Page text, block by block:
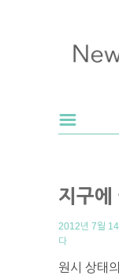
지구에
2012년 7월
다
원시 상태